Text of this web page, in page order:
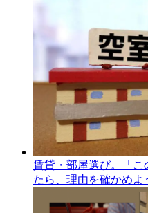
賃貸・部屋選び。「こ
たら、理由を確かめよ